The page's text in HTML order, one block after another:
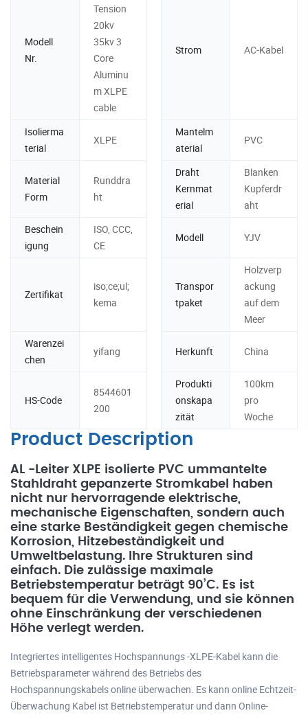
Modell
Nr.
Tension
20kv
35kv 3
Core
Aluminu
m XLPE
cable
Strom AC-Kabel
Isolierma
terial
XLPE
Mantelm
aterial
PVC
Material
Form
Runddra
ht
Draht
Kernmat
erial
Blanken
Kupferdr
aht
Beschein
igung
ISO, CCC,
CE
Modell YJV
Zertifikat
iso;ce;ul;
kema
Transpor
tpaket
Holzverp
ackung
auf dem
Meer
Warenzei
chen
yifang Herkunft China
HS-Code
8544601
200
Produkti
onskapa
zität
100km
pro
Woche
Product Description
AL -Leiter XLPE isolierte PVC ummantelte
Stahldraht gepanzerte Stromkabel haben
nicht nur hervorragende elektrische,
mechanische Eigenschaften, sondern auch
eine starke Beständigkeit gegen chemische
Korrosion, Hitzebeständigkeit und
Umweltbelastung. Ihre Strukturen sind
einfach. Die zulässige maximale
Betriebstemperatur beträgt 90’C. Es ist
bequem für die Verwendung, und sie können
ohne Einschränkung der verschiedenen
Höhe verlegt werden.
Integriertes intelligentes Hochspannungs -XLPE-Kabel kann die
Betriebsparameter während des Betriebs des
Hochspannungskabels online überwachen. Es kann online Echtzeit-
Überwachung Kabel ist Betriebstemperatur und dann Online-